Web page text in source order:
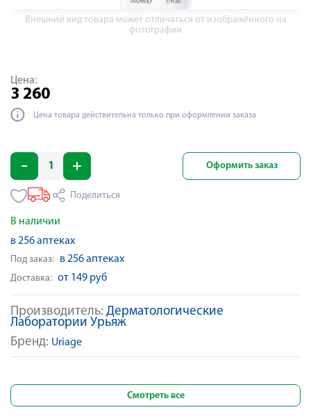
Внешний вид товара может отличаться от изображённого на
фотографии
Производитель: Дерматологические
Лаборатории Урьяж
Бренд: Uriage
Цена:
3 260
Цена товара действительна только при оформлении заказа
Оформить заказ
Поделиться
В наличии
в 256 аптеках
Под заказ: в 256 аптеках
Доставка: от 149 руб
Смотреть все